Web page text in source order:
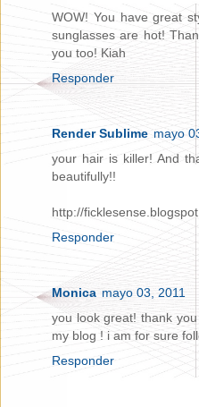
WOW! You have great
sunglasses are hot!
you too! Kiah
Responder
Render Sublime mayo
your hair is killer! And
beautifully!!
http://
Responder
Monica mayo 03, 2011
you look great! thank
my blog ! i am for sure
Responder